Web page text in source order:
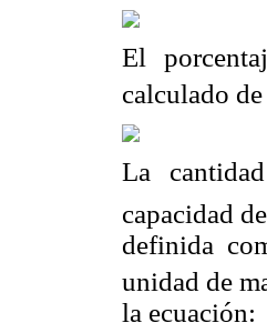
El
calculado
La
capacidad
definida
unidad de
la ecuación: